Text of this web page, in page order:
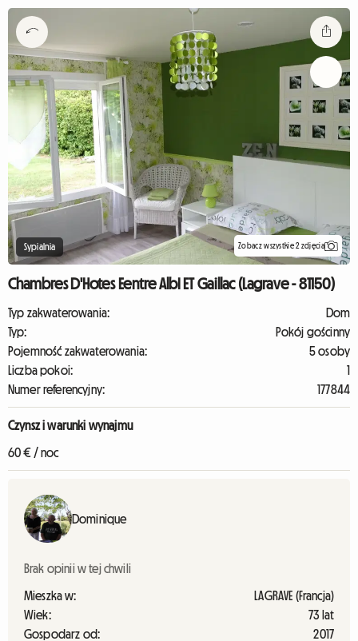
Sypialnia Zobacz wszystkie 2 zdjęcia
Chambres D'Hotes Eentre AlbI ET Gaillac (Lagrave - 81150)
Typ zakwaterowania:
Dom
Typ:
Pokój gościnny
Pojemność zakwaterowania:
5 osoby
Liczba pokoi:
1
Numer referencyjny:
177844
Czynsz i warunki wynajmu
60 € / noc
Dominique
Brak opinii w tej chwili
Mieszka w:
LAGRAVE (Francja)
Wiek:
73 lat
Gospodarz od:
2017